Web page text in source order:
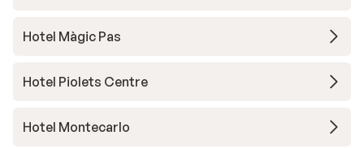
Hotel Màgic Pas
Hotel Piolets Centre
Hotel Montecarlo